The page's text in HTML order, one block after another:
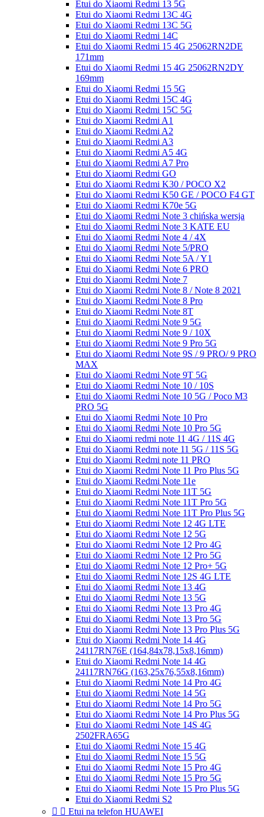
Etui do Xiaomi Redmi 13 5G
Etui do Xiaomi Redmi 13C 4G
Etui do Xiaomi Redmi 13C 5G
Etui do Xiaomi Redmi 14C
Etui do Xiaomi Redmi 15 4G 25062RN2DE
171mm
Etui do Xiaomi Redmi 15 4G 25062RN2DY
169mm
Etui do Xiaomi Redmi 15 5G
Etui do Xiaomi Redmi 15C 4G
Etui do Xiaomi Redmi 15C 5G
Etui do Xiaomi Redmi A1
Etui do Xiaomi Redmi A2
Etui do Xiaomi Redmi A3
Etui do Xiaomi Redmi A5 4G
Etui do Xiaomi Redmi A7 Pro
Etui do Xiaomi Redmi GO
Etui do Xiaomi Redmi K30 / POCO X2
Etui do Xiaomi Redmi K50 GE / POCO F4 GT
Etui do Xiaomi Redmi K70e 5G
Etui do Xiaomi Redmi Note 3 chińska wersja
Etui do Xiaomi Redmi Note 3 KATE EU
Etui do Xiaomi Redmi Note 4 / 4X
Etui do Xiaomi Redmi Note 5/PRO
Etui do Xiaomi Redmi Note 5A / Y1
Etui do Xiaomi Redmi Note 6 PRO
Etui do Xiaomi Redmi Note 7
Etui do Xiaomi Redmi Note 8 / Note 8 2021
Etui do Xiaomi Redmi Note 8 Pro
Etui do Xiaomi Redmi Note 8T
Etui do Xiaomi Redmi Note 9 5G
Etui do Xiaomi Redmi Note 9 / 10X
Etui do Xiaomi Redmi Note 9 Pro 5G
Etui do Xiaomi Redmi Note 9S / 9 PRO/ 9 PRO
MAX
Etui do Xiaomi Redmi Note 9T 5G
Etui do Xiaomi Redmi Note 10 / 10S
Etui do Xiaomi Redmi Note 10 5G / Poco M3
PRO 5G
Etui do Xiaomi Redmi Note 10 Pro
Etui do Xiaomi Redmi Note 10 Pro 5G
Etui do Xiaomi redmi note 11 4G / 11S 4G
Etui do Xiaomi Redmi note 11 5G / 11S 5G
Etui do Xiaomi Redmi note 11 PRO
Etui do Xiaomi Redmi Note 11 Pro Plus 5G
Etui do Xiaomi Redmi Note 11e
Etui do Xiaomi Redmi Note 11T 5G
Etui do Xiaomi Redmi Note 11T Pro 5G
Etui do Xiaomi Redmi Note 11T Pro Plus 5G
Etui do Xiaomi Redmi Note 12 4G LTE
Etui do Xiaomi Redmi Note 12 5G
Etui do Xiaomi Redmi Note 12 Pro 4G
Etui do Xiaomi Redmi Note 12 Pro 5G
Etui do Xiaomi Redmi Note 12 Pro+ 5G
Etui do Xiaomi Redmi Note 12S 4G LTE
Etui do Xiaomi Redmi Note 13 4G
Etui do Xiaomi Redmi Note 13 5G
Etui do Xiaomi Redmi Note 13 Pro 4G
Etui do Xiaomi Redmi Note 13 Pro 5G
Etui do Xiaomi Redmi Note 13 Pro Plus 5G
Etui do Xiaomi Redmi Note 14 4G
24117RN76E (164,84x78,15x8,16mm)
Etui do Xiaomi Redmi Note 14 4G
24117RN76G (163,25x76,55x8,16mm)
Etui do Xiaomi Redmi Note 14 Pro 4G
Etui do Xiaomi Redmi Note 14 5G
Etui do Xiaomi Redmi Note 14 Pro 5G
Etui do Xiaomi Redmi Note 14 Pro Plus 5G
Etui do Xiaomi Redmi Note 14S 4G
2502FRA65G
Etui do Xiaomi Redmi Note 15 4G
Etui do Xiaomi Redmi Note 15 5G
Etui do Xiaomi Redmi Note 15 Pro 4G
Etui do Xiaomi Redmi Note 15 Pro 5G
Etui do Xiaomi Redmi Note 15 Pro Plus 5G
Etui do Xiaomi Redmi S2
  Etui na telefon HUAWEI